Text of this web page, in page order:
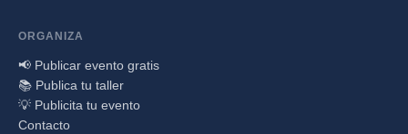
ORGANIZA
📢 Publicar evento gratis
📚 Publica tu taller
💡 Publicita tu evento
Contacto